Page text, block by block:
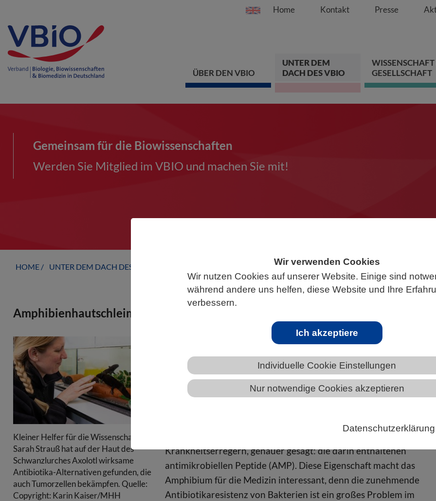
Wir verwenden Cookies
Wir nutzen Cookies auf unserer Website. Einige sind
während andere uns helfen, diese Website und Ihre
verbessern.
Ich akzeptiere
Individuelle Cookie Einstellungen
Nur notwendige Cookies akzeptieren
Datenschutzerklärung
Springe direkt zu:
Zum Hauptinhalt
Zur Hauptnavigation
Zur Footer-
Home Kontakt Presse
ÜBER DEN VBIO
UNTER DEM
DACH DES VBIO
WISSENSCHAFT
GESELLSCHAFT
Gemeinsam für die Biowissenschaften
Werden Sie Mitglied im VBIO und machen Sie mit!
HOME UNTER DEM DACH DES VBIO SACHSEN NEWS AUS SACHSEN
Amphibienhautschleim als mögliche Waffe gegen multiresistente Bakterien und
Kleiner Helfer für die Wissenschaft: Dr.
Sarah Strauß hat auf der Haut des
Schwanzlurches Axolotl wirksame
Antibiotika-Alternativen gefunden, die
auch Tumorzellen bekämpfen. Quelle:
Copyright: Karin Kaiser/MHH
Forschende finden antimikrobielle Peptide auf Axolotl-Haut, die als
wirksame Antibiotika-Alternative nicht nur gefährliche
Krankenhauskeime, sondern auch Tumorzellen bekämpfen.
Axolotl sind bekannt für ihre Fähigkeit, Gliedmaßen, Organe und
Krankheitserregern, genauer gesagt: die darin enthaltenen
antimikrobiellen Peptide (AMP). Diese Eigenschaft macht das
Amphibium für die Medizin interessant, denn die zunehmende
Antibiotikaresistenz von Bakterien ist ein großes Problem im